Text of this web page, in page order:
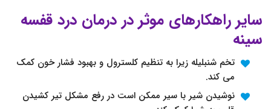
سایر راهکارهای موثر در درمان درد قفسه
سینه
تخم شنبلیله زیرا به تنظیم کلسترول و بهبود فشار خون کمک
می کند.
نوشیدن شیر با سیر ممکن است در رفع مشکل تیر کشیدن